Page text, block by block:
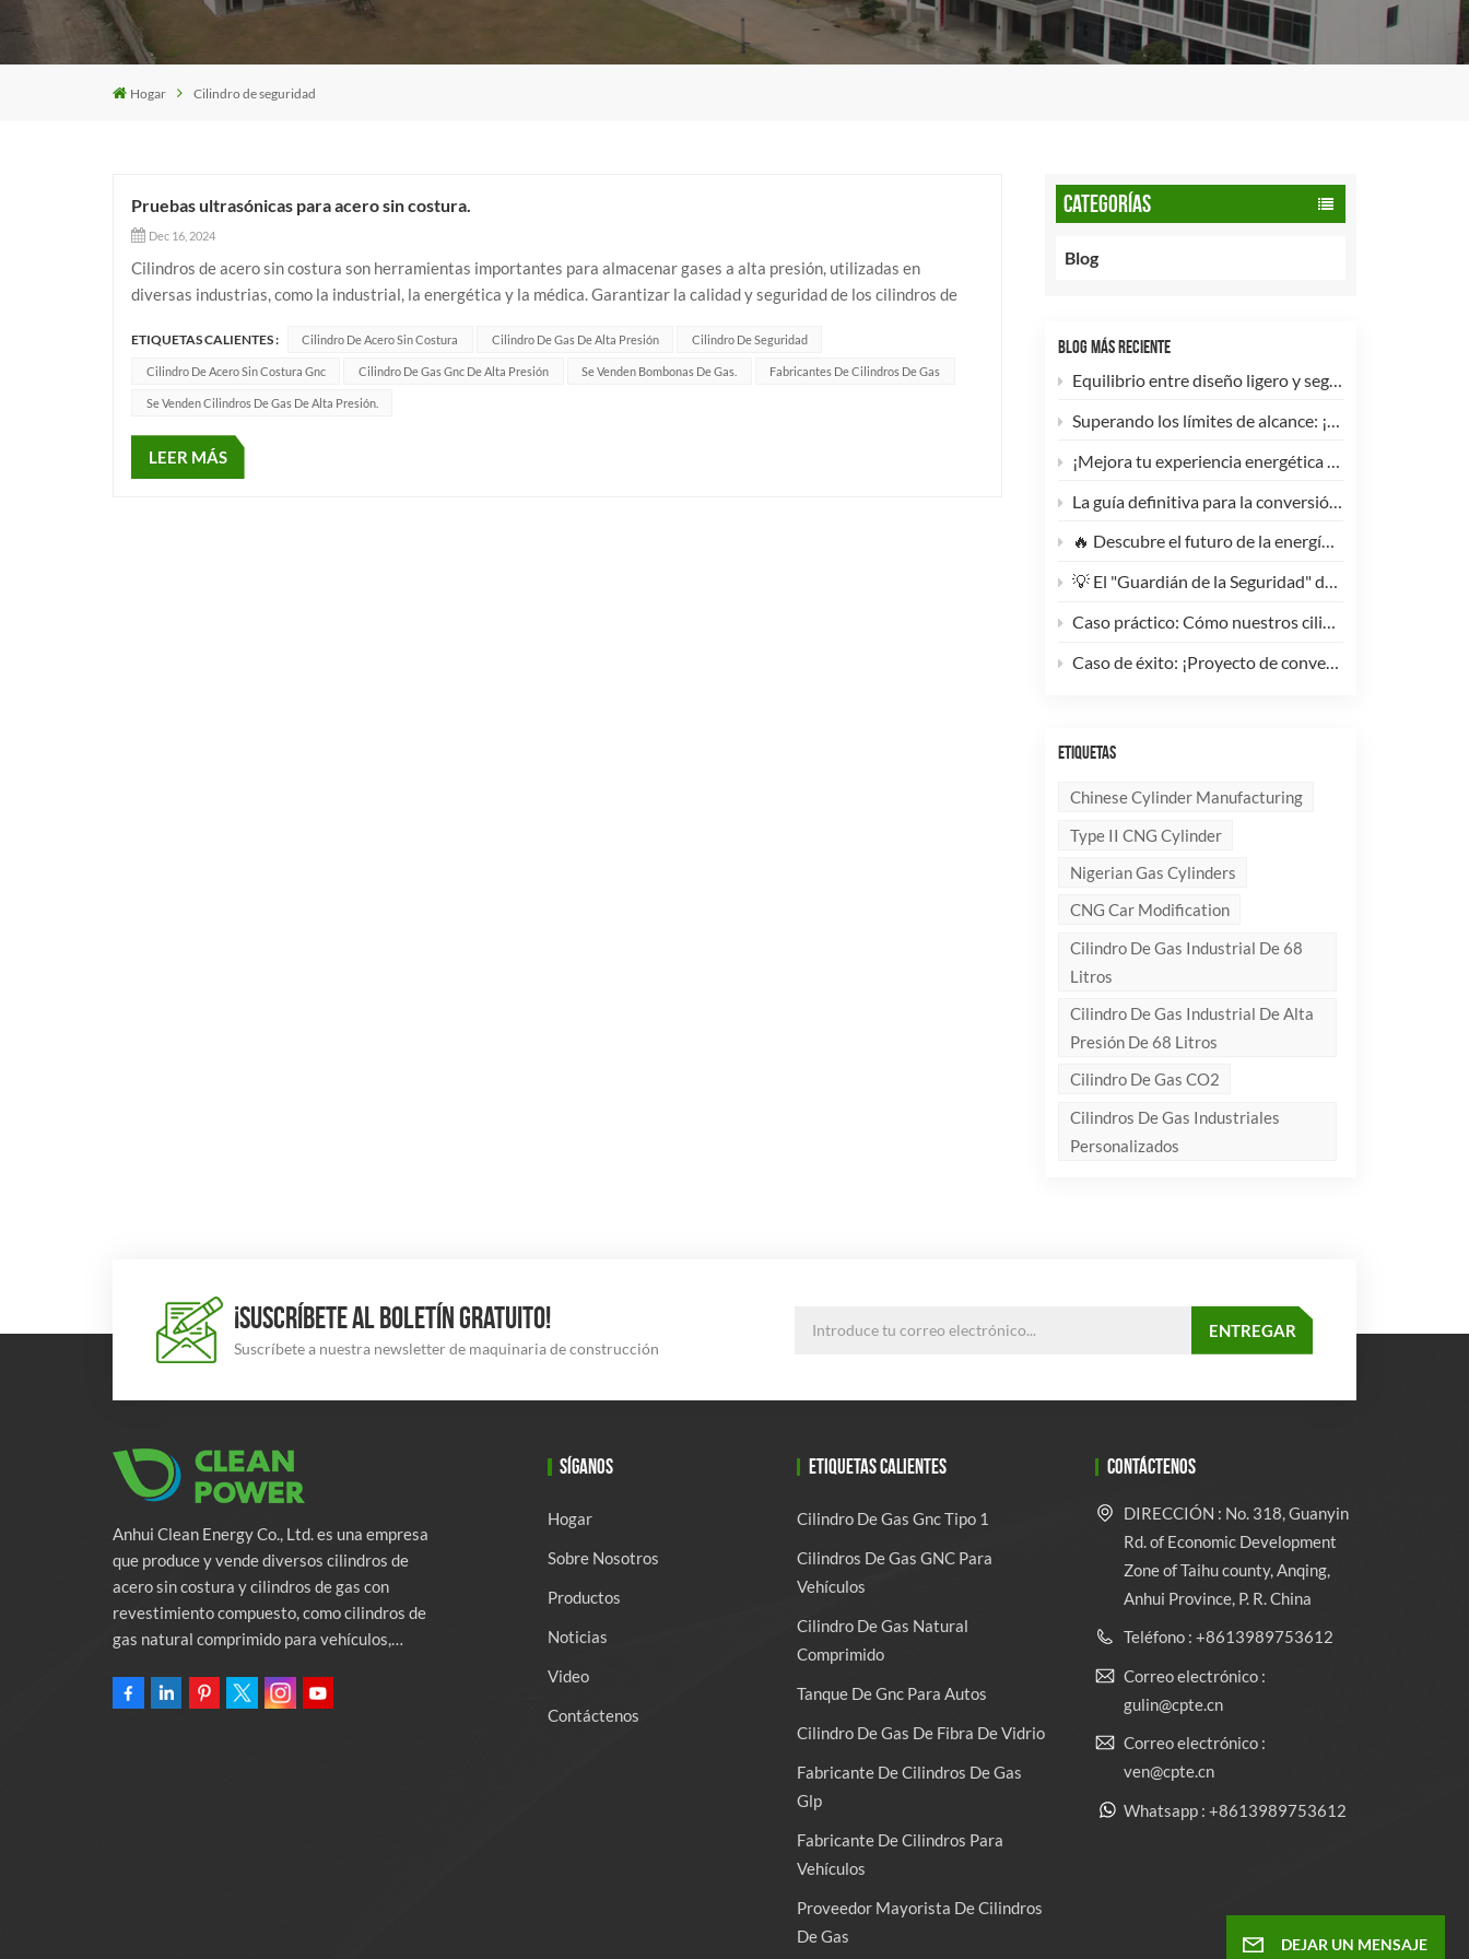
Hogar Cilindro de seguridad
CATEGORÍAS
Blog
BLOG MÁS RECIENTE
Equilibrio entre diseño ligero y seguridad: cómo los cilindros de GNC tipo 2 de 90 litros potencian las flotas comerciales.
Superando los límites de alcance: ¡Los cilindros de hidrógeno para UAV tipo 4 ya están disponibles para personalización de alta eficiencia!
¡Mejora tu experiencia energética con nuestra bombona de GLP compuesta de 5 kg! 🚀✨
La guía definitiva para la conversión de camiones pesados ​​a GNC: Por qué este cilindro de GNC tipo 1 de 200 litros supone un cambio radical para la reducción de costes de la flota.
🔥 Descubre el futuro de la energía: ¡Conoce la elegante y ultraligera bombona de GLP compuesta de 10 kg!
💡 El "Guardián de la Seguridad" del Gas Industrial y la Supresión de Incendios: Un Análisis en Profundidad de los Cilindros de Gas sin Costura de Acero de Alto Rendimiento
Caso práctico: Cómo nuestros cilindros compuestos de GLP redefinen la seguridad y la imagen de marca para clientes globales.
Caso de éxito: ¡Proyecto de conversión a GNC de un generador de 100 kVA completado con éxito! 🚀
ETIQUETAS
Chinese Cylinder Manufacturing
Type II CNG Cylinder
Nigerian Gas Cylinders
CNG Car Modification
Cilindro De Gas Industrial De 68
Litros
Cilindro De Gas Industrial De Alta
Presión De 68 Litros
Cilindro De Gas CO2
Cilindros De Gas Industriales
Personalizados
Pruebas ultrasónicas para acero sin costura.
Dec 16, 2024
Cilindros de acero sin costura son herramientas importantes para almacenar gases a alta presión, utilizadas en
diversas industrias, como la industrial, la energética y la médica. Garantizar la calidad y seguridad de los cilindros de
ETIQUETAS CALIENTES : Cilindro De Acero Sin Costura Cilindro De Gas De Alta Presión Cilindro De Seguridad
Cilindro De Acero Sin Costura Gnc Cilindro De Gas Gnc De Alta Presión Se Venden Bombonas De Gas. Fabricantes De Cilindros De Gas
Se Venden Cilindros De Gas De Alta Presión.
LEER MÁS
¡SUSCRÍBETE AL BOLETÍN GRATUITO!
Suscríbete a nuestra newsletter de maquinaria de construcción
Anhui Clean Energy Co., Ltd. es una empresa
que produce y vende diversos cilindros de
acero sin costura y cilindros de gas con
revestimiento compuesto, como cilindros de
gas natural comprimido para vehículos,
incendios. La empresa se compromete a
SÍGANOS
Hogar
Sobre Nosotros
Productos
Noticias
Video
Contáctenos
ETIQUETAS CALIENTES
Cilindro De Gas Gnc Tipo 1
Cilindros De Gas GNC Para
Vehículos
Cilindro De Gas Natural
Comprimido
Tanque De Gnc Para Autos
Cilindro De Gas De Fibra De Vidrio
Fabricante De Cilindros De Gas
Glp
Fabricante De Cilindros Para
Vehículos
Proveedor Mayorista De Cilindros
De Gas
CONTÁCTENOS
DIRECCIÓN : No. 318, Guanyin
Rd. of Economic Development
Zone of Taihu county, Anqing,
Anhui Province, P. R. China
Teléfono : +8613989753612
Correo electrónico :
gulin@cpte.cn
Correo electrónico :
ven@cpte.cn
Whatsapp : +8613989753612
DEJAR UN MENSAJE